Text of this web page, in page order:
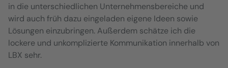
in die unterschiedlichen Unternehmensbereiche und
wird auch früh dazu eingeladen eigene Ideen sowie
Lösungen einzubringen. Außerdem schätze ich die
lockere und unkomplizierte Kommunikation innerhalb von
LBX sehr.